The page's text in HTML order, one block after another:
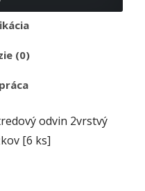
(0)
odvin 2vrstvý
[6 ks]